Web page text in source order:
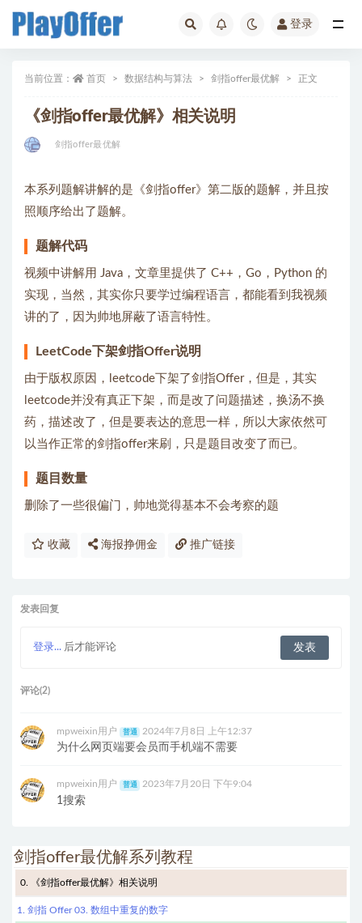
登录
当前位置： 首页 数据结构与算法 剑指offer最优解 正文
《剑指offer最优解》相关说明
剑指offer最优解
本系列题解讲解的是《剑指offer》第二版的题解，并且按
照顺序给出了题解。
题解代码
视频中讲解用 Java，文章里提供了 C++，Go，Python 的
实现，当然，其实你只要学过编程语言，都能看到我视频
讲的了，因为帅地屏蔽了语言特性。
LeetCode下架剑指Offer说明
由于版权原因，leetcode下架了剑指Offer，但是，其实
leetcode并没有真正下架，而是改了问题描述，换汤不换
药，描述改了，但是要表达的意思一样，所以大家依然可
以当作正常的剑指offer来刷，只是题目改变了而已。
题目数量
删除了一些很偏门，帅地觉得基本不会考察的题
收藏 海报挣佣金 推广链接
发表回复
登录... 后才能评论
评论(2)
mpweixin用户 普通 2024年7月8日 上午12:37
为什么网页端要会员而手机端不需要
mpweixin用户 普通 2023年7月20日 下午9:04
1搜索
剑指offer最优解系列教程
0. 《剑指offer最优解》相关说明
1. 剑指 Offer 03. 数组中重复的数字